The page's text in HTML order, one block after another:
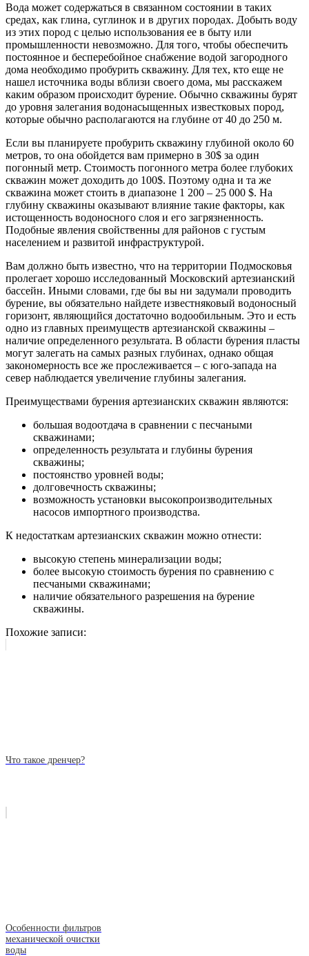
Вода может содержаться в связанном состоянии в таких
средах, как глина, суглинок и в других породах. Добыть воду
из этих пород с целью использования ее в быту или
промышленности невозможно. Для того, чтобы обеспечить
постоянное и бесперебойное снабжение водой загородного
дома необходимо пробурить скважину. Для тех, кто еще не
нашел источника воды вблизи своего дома, мы расскажем
каким образом происходит бурение. Обычно скважины бурят
до уровня залегания водонасыщенных известковых пород,
которые обычно располагаются на глубине от 40 до 250 м.
Если вы планируете пробурить скважину глубиной около 60
метров, то она обойдется вам примерно в 30$ за один
погонный метр. Стоимость погонного метра более глубоких
скважин может доходить до 100$. Поэтому одна и та же
скважина может стоить в диапазоне 1 200 – 25 000 $. На
глубину скважины оказывают влияние такие факторы, как
истощенность водоносного слоя и его загрязненность.
Подобные явления свойственны для районов с густым
населением и развитой инфраструктурой.
Вам должно быть известно, что на территории Подмосковья
пролегает хорошо исследованный Московский артезианский
бассейн. Иными словами, где бы вы ни задумали проводить
бурение, вы обязательно найдете известняковый водоносный
горизонт, являющийся достаточно водообильным. Это и есть
одно из главных преимуществ артезианской скважины –
наличие определенного результата. В области бурения пласты
могут залегать на самых разных глубинах, однако общая
закономерность все же прослеживается – с юго-запада на
север наблюдается увеличение глубины залегания.
Преимуществами бурения артезианских скважин являются:
большая водоотдача в сравнении с песчаными
скважинами;
определенность результата и глубины бурения
скважины;
постоянство уровней воды;
долговечность скважины;
возможность установки высокопроизводительных
насосов импортного производства.
К недостаткам артезианских скважин можно отнести:
высокую степень минерализации воды;
более высокую стоимость бурения по сравнению с
песчаными скважинами;
наличие обязательного разрешения на бурение
скважины.
Похожие записи:
Что такое дренчер?
Особенности фильтров
механической очистки
воды